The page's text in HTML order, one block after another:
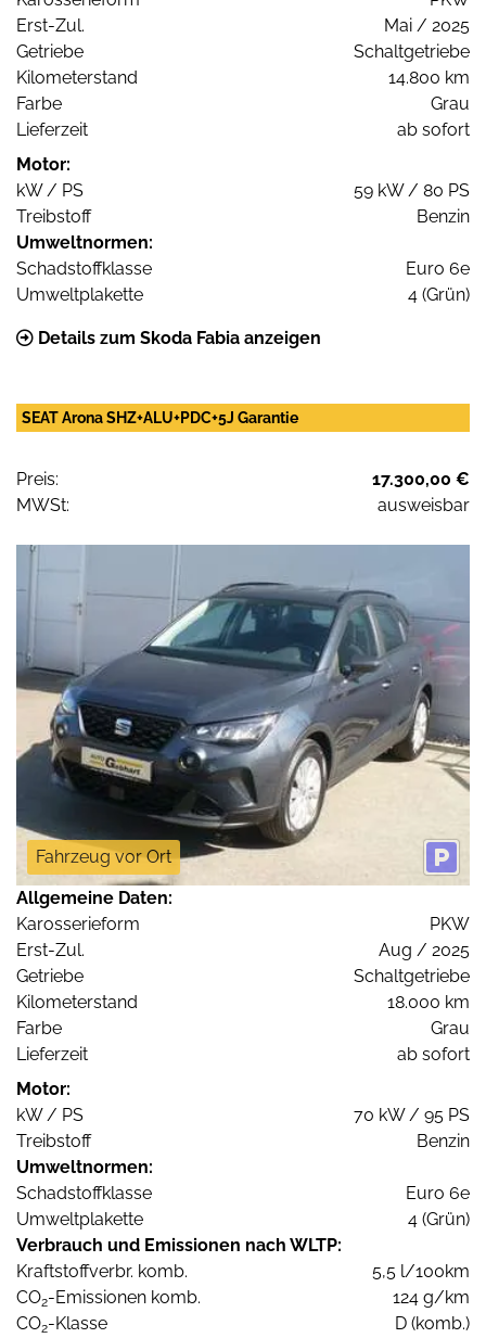
Erst-Zul.
Mai / 2025
Getriebe
Schaltgetriebe
Kilometerstand
14.800 km
Farbe
Grau
Lieferzeit
ab sofort
Motor:
kW / PS
59 kW / 80 PS
Treibstoff
Benzin
Umweltnormen:
Schadstoffklasse
Euro 6e
Umweltplakette
4 (Grün)
Details zum Skoda Fabia anzeigen
SEAT Arona SHZ+ALU+PDC+5J Garantie
Preis:
17.300,00 €
MWSt:
ausweisbar
Fahrzeug vor Ort
Allgemeine Daten:
Karosserieform
PKW
Erst-Zul.
Aug / 2025
Getriebe
Schaltgetriebe
Kilometerstand
18.000 km
Farbe
Grau
Lieferzeit
ab sofort
Motor:
kW / PS
70 kW / 95 PS
Treibstoff
Benzin
Umweltnormen:
Schadstoffklasse
Euro 6e
Umweltplakette
4 (Grün)
Verbrauch und Emissionen nach WLTP:
Kraftstoffverbr. komb.
5,5 l/100km
CO2-Emissionen komb.
124 g/km
CO2-Klasse D (komb.)